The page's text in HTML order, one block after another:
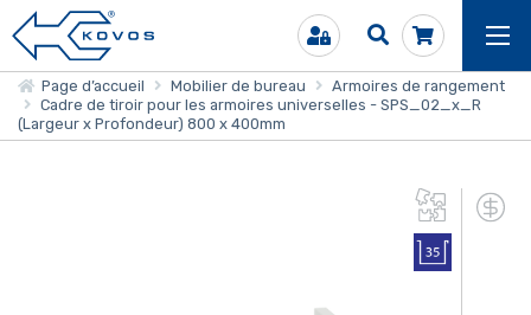
Page d’accueil Mobilier de bureau
Armoires de rangement
Cadre de tiroir pour les armoires universelles - SPS_02_x_R
(Largeur x Profondeur) 800 x 400mm